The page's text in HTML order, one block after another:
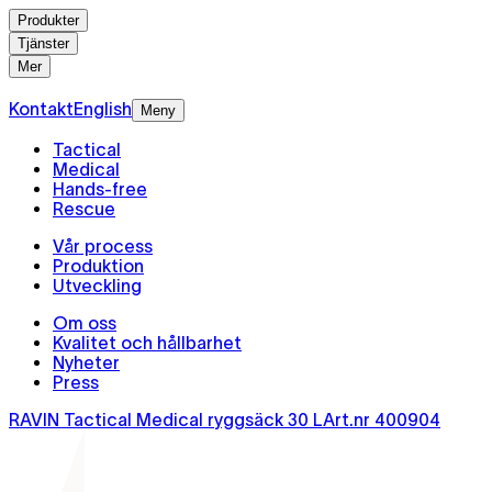
Produkter
Tjänster
Mer
KontaktEnglish Meny
Tactical
Medical
Hands-free
Rescue
Vår process
Produktion
Utveckling
Om oss
Kvalitet och hållbarhet
Nyheter
Press
RAVIN Tactical Medical ryggsäck 30 LArt.nr 400904